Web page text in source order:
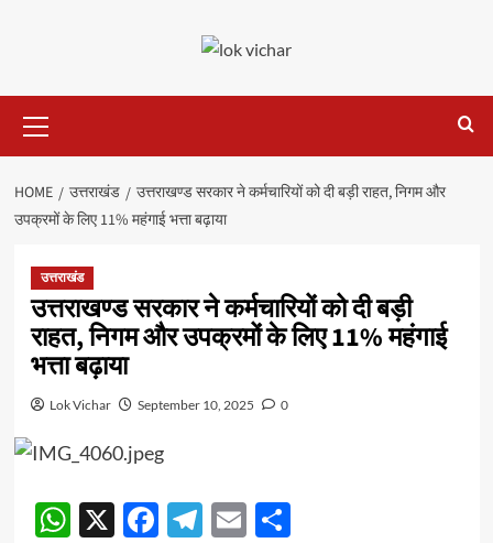
Menu
HOME उत्तराखंड
उत्तराखण्ड सरकार ने कर्मचारियों को दी बड़ी राहत, निगम और
उपक्रमों के लिए 11% महंगाई भत्ता बढ़ाया
उत्तराखंड
उत्तराखण्ड सरकार ने कर्मचारियों को दी बड़ी
राहत, निगम और उपक्रमों के लिए 11% महंगाई
भत्ता बढ़ाया
Lok Vichar September 10, 2025 0
WhatsApp
X Facebook
Telegram
EmailShare